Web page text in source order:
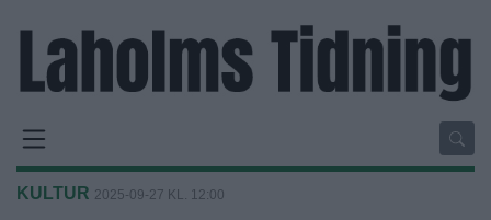
KULTUR 2025-09-27 KL. 12:00